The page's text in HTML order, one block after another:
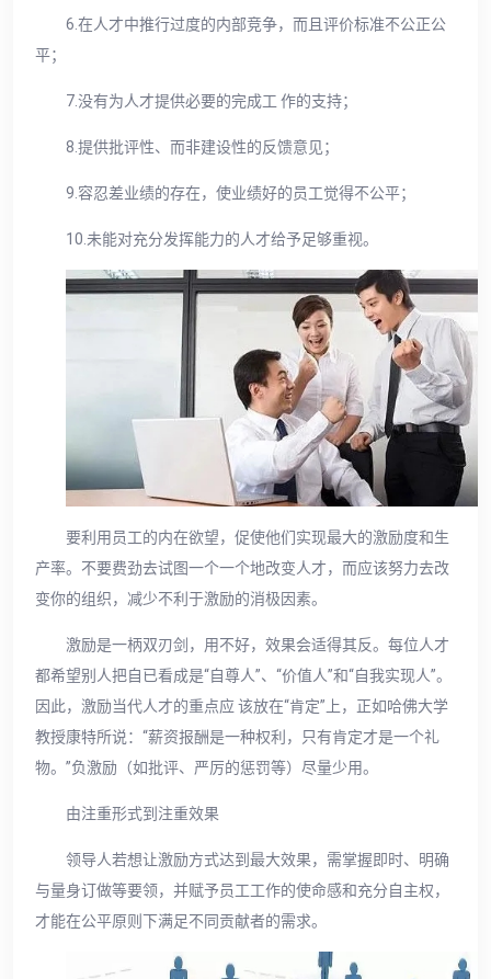
6.在人才中推行过度的内部竞争，而且评价标准不公正公
平；
7.没有为人才提供必要的完成工 作的支持；
8.提供批评性、而非建设性的反馈意见；
9.容忍差业绩的存在，使业绩好的员工觉得不公平；
10.未能对充分发挥能力的人才给予足够重视。
要利用员工的内在欲望，促使他们实现最大的激励度和生
产率。不要费劲去试图一个一个地改变人才，而应该努力去改
变你的组织，减少不利于激励的消极因素。
激励是一柄双刃剑，用不好，效果会适得其反。每位人才
都希望别人把自已看成是“自尊人”、“价值人”和“自我实现人”。
因此，激励当代人才的重点应 该放在“肯定”上，正如哈佛大学
教授康特所说：“薪资报酬是一种权利，只有肯定才是一个礼
物。”负激励（如批评、严厉的惩罚等）尽量少用。
由注重形式到注重效果
领导人若想让激励方式达到最大效果，需掌握即时、明确
与量身订做等要领，并赋予员工工作的使命感和充分自主权，
才能在公平原则下满足不同贡献者的需求。